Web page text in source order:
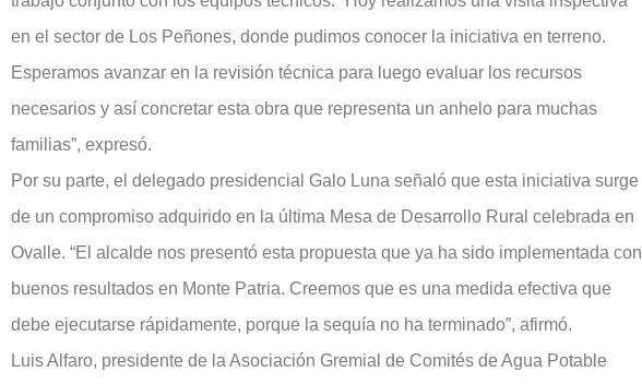
en el sector de Los Peñones, donde pudimos conocer la iniciativa en terreno.
Esperamos avanzar en la revisión técnica para luego evaluar los recursos
necesarios y así concretar esta obra que representa un anhelo para muchas
familias”, expresó.
Por su parte, el delegado presidencial Galo Luna señaló que esta iniciativa surge
de un compromiso adquirido en la última Mesa de Desarrollo Rural celebrada en
Ovalle. “El alcalde nos presentó esta propuesta que ya ha sido implementada con
buenos resultados en Monte Patria. Creemos que es una medida efectiva que
debe ejecutarse rápidamente, porque la sequía no ha terminado”, afirmó.
Luis Alfaro, presidente de la Asociación Gremial de Comités de Agua Potable